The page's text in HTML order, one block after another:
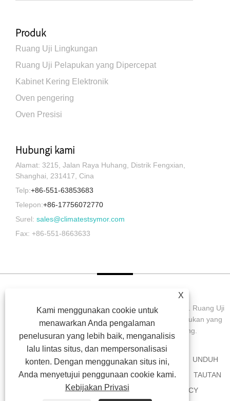
Produk
Ruang Uji Lingkungan
Ruang Uji Pelapukan yang Dipercepat
Kabinet Kering Elektronik
Oven pengering
Oven Presisi
Hubungi kami
Alamat: 3215, Jalan Raya Huhang, Distrik Fengxian,
Shanghai, 231417, Cina
Telp:+86-551-63853683
Telepon:+86-17756072770
Surel: sales@climatestsymor.com
Fax: +86-551-8663633
Hak Cipta © 2022 Symor Instrument Equipment Co., Ltd. Ruang Uji
Lingkungan, Kabinet Kering Elektronik, Ruang Uji Pelapukan yang
Dipercepat Semua Hak dilindungi undang-undang.
RUMAH TENTANG KAMI PRODUK BERITA
UNDUH
MENGIRIMKAN PERMINTAAN
HUBUNGI KAMI
TAUTAN
SITEMAP
RSS XML PRIVACY POLICY
X
Kami menggunakan cookie untuk
menawarkan Anda pengalaman
penelusuran yang lebih baik, menganalisis
lalu lintas situs, dan mempersonalisasi
konten. Dengan menggunakan situs ini,
Anda menyetujui penggunaan cookie kami.
Kebijakan Privasi